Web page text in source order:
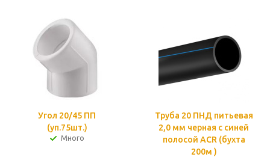
Угол 20/45 ПП
(уп.75шт.)
Много
Труба 20 ПНД питьевая
2,0 мм черная c синей
полосой ACR (бухта
200м )